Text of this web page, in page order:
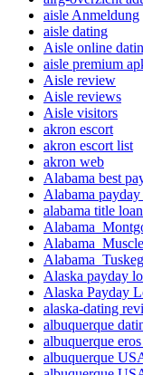
aisle Anmeldung
aisle dating
Aisle online
aisle premium
Aisle review
Aisle reviews
Aisle visitors
akron escort
akron escort list
akron web
Alabama best
Alabama
alabama title
Alaska payday
Alaska Payday
alaska-dating
albuquerque
albuquerque
albuquerque